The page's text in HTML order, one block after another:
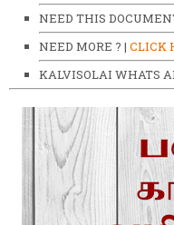
NEED THIS
NEED MORE ? | CLICK
KALVISOLAI WHATS